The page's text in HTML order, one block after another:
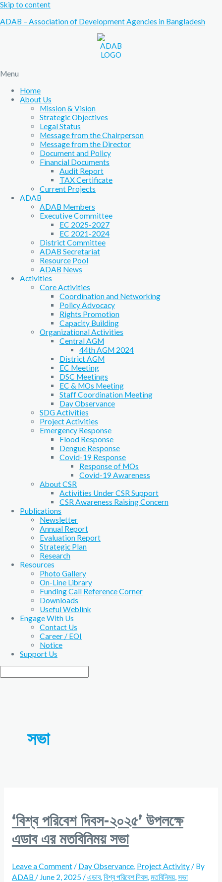
Skip to content
ADAB – Association of Development Agencies in Bangladesh
Menu
Home
About Us
Mission & Vision
Strategic Objectives
Legal Status
Message from the Chairperson
Message from the Director
Document and Policy
Financial Documents
Audit Report
TAX Certificate
Current Projects
ADAB
ADAB Members
Executive Committee
EC 2025-2027
EC 2021-2024
District Committee
ADAB Secretariat
Resource Pool
ADAB News
Activities
Core Activities
Coordination and Networking
Policy Advocacy
Rights Promotion
Capacity Building
Organizational Activities
Central AGM
44th AGM 2024
District AGM
EC Meeting
DSC Meetings
EC & MOs Meeting
Staff Coordination Meeting
Day Observance
SDG Activities
Project Activities
Emergency Response
Flood Response
Dengue Response
Covid-19 Response
Response of MOs
Covid-19 Awareness
About CSR
Activities Under CSR Support
CSR Awareness Raising Concern
Publications
Newsletter
Annual Report
Evaluation Report
Strategic Plan
Research
Resources
Photo Gallery
On-Line Library
Funding Call Reference Corner
Downloads
Useful Weblink
Engage With Us
Contact Us
Career / EOI
Notice
Support Us
সভা
‘বিশ্ব পরিবেশ দিবস-২০২৫’ উপলক্ষে
এডাব এর মতবিনিময় সভা
Leave a Comment/ Day Observance, Project Activity/ By
ADAB / June 2, 2025 /এডাব,বিশ্ব পরিবেশ দিবস,মতবিনিময়,সভা